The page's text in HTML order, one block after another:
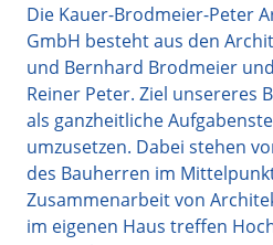
Die Kauer-Brodmeier-Peter
GmbH besteht aus den
und Bernhard Brodmeier
Reiner Peter. Ziel unsereres
als ganzheitliche
umzusetzen. Dabei stehen
des Bauherren im
Zusammenarbeit von
im eigenen Haus treffen